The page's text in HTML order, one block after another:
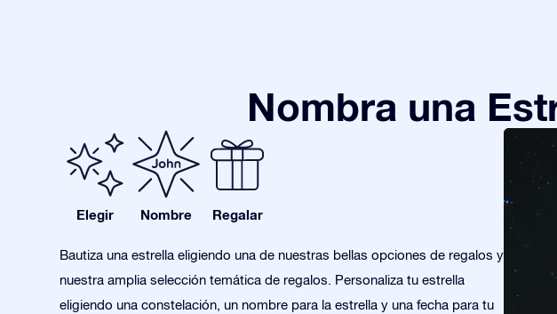
Nombra una
Elegir Nombre Regalar
Bautiza una estrella eligiendo una de nuestras bellas opciones de regalos y
nuestra amplia selección temática de regalos. Personaliza tu estrella
eligiendo una constelación, un nombre para la estrella y una fecha para tu